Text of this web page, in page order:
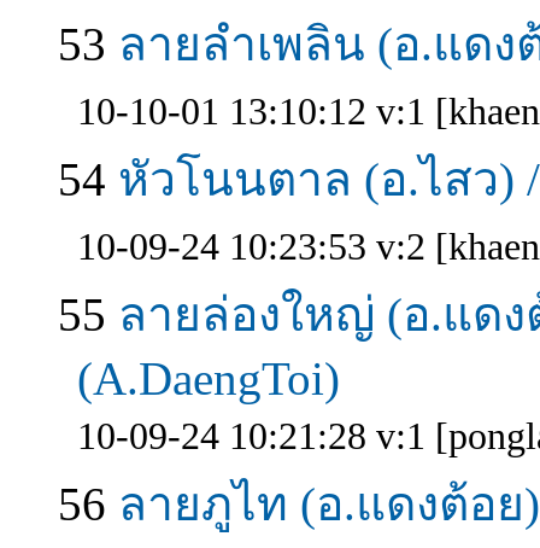
53 ลายลำเพลิน (อ.แดง
10-10-01 13:10:12 v:1
54 หัวโนนตาล (อ.ไสว) /
10-09-24 10:23:53 v:2
55 ลายล่องใหญ่ (อ.แดง
(A.DaengToi)
10-09-24 10:21:28 v:1
56 ลายภูไท (อ.แดงต้อย)